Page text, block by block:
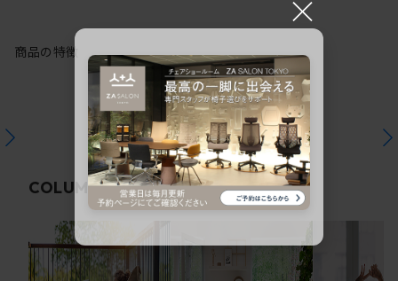
商品の特徴
COLUMN関連コラム